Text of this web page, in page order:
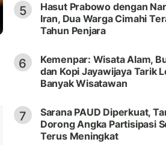
5
Hasut Prabowo dengan
Iran, Dua Warga Cimahi
Tahun Penjara
6
Kemenpar: Wisata Alam,
dan Kopi Jayawijaya Tarik
Banyak Wisatawan
7
Sarana PAUD Diperkuat,
Dorong Angka Partisipasi
Terus Meningkat